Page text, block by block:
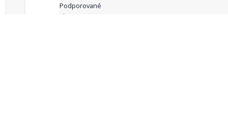
Podporované
aktivity: